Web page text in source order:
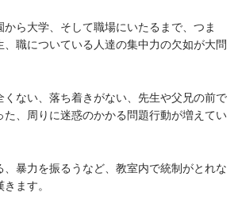
ら大学、そして職場にいたるまで、つま
、職についている人達の集中力の欠如が大問
くない、落ち着きがない、先生や父兄の前で
た、周りに迷惑のかかる問題行動が増えてい
暴力を振るうなど、教室内で統制がとれな
ます。